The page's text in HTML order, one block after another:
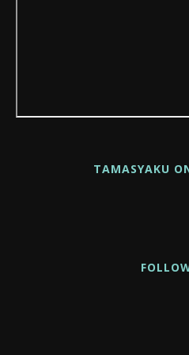
TAMASYAKU